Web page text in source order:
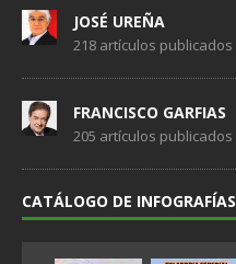
JOSÉ UREÑA
218 artículos publicados
FRANCISCO GARFIAS
205 artículos publicados
CATÁLOGO DE INFOGRAFÍAS